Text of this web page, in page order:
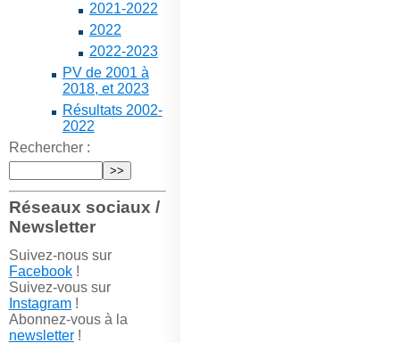
2021-2022
2022
2022-2023
PV de 2001 à
2018, et 2023
Résultats 2002-
2022
Rechercher :
Réseaux sociaux /
Newsletter
Suivez-nous sur
Facebook!
Suivez-vous sur
Instagram!
Abonnez-vous à la
newsletter!